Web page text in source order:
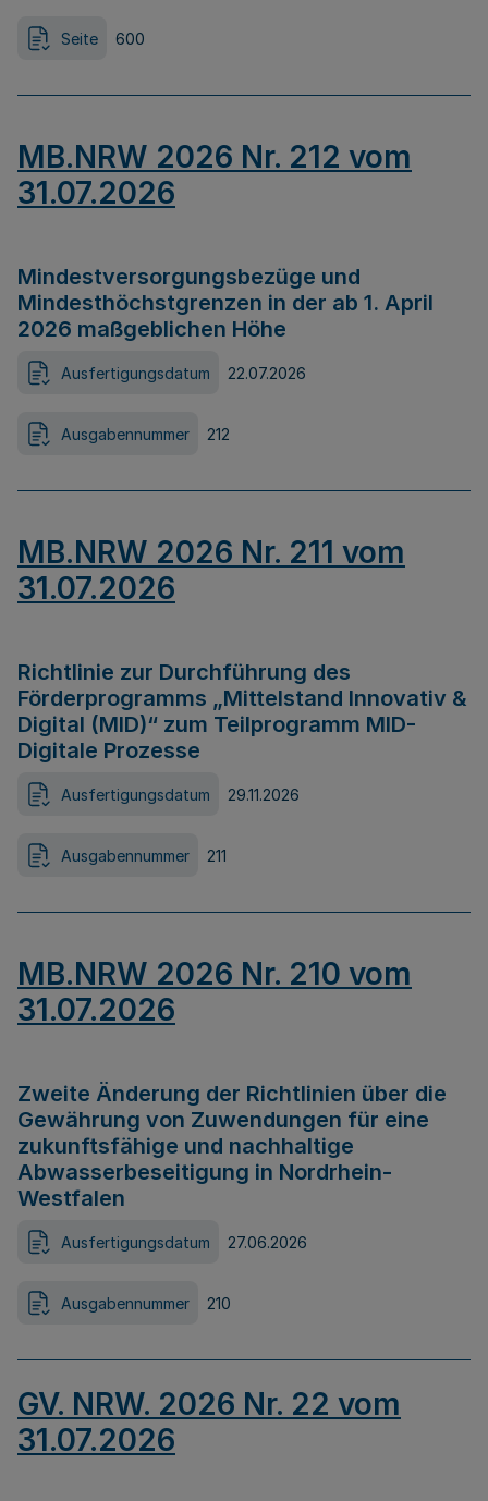
Seite 600
MB.NRW 2026 Nr. 212 vom
31.07.2026
Mindestversorgungsbezüge und
Mindesthöchstgrenzen in der ab 1. April
2026 maßgeblichen Höhe
Ausfertigungsdatum 22.07.2026
Ausgabennummer 212
MB.NRW 2026 Nr. 211 vom
31.07.2026
Richtlinie zur Durchführung des
Förderprogramms „Mittelstand Innovativ &
Digital (MID)“ zum Teilprogramm MID-
Digitale Prozesse
Ausfertigungsdatum 29.11.2026
Ausgabennummer 211
MB.NRW 2026 Nr. 210 vom
31.07.2026
Zweite Änderung der Richtlinien über die
Gewährung von Zuwendungen für eine
zukunftsfähige und nachhaltige
Abwasserbeseitigung in Nordrhein-
Westfalen
Ausfertigungsdatum 27.06.2026
Ausgabennummer 210
GV. NRW. 2026 Nr. 22 vom
31.07.2026